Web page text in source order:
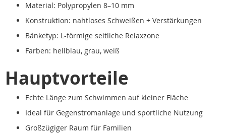
Material: Polypropylen 8–10 mm
Konstruktion: nahtloses Schweißen + Verstärkungen
Bänketyp: L-förmige seitliche Relaxzone
Farben: hellblau, grau, weiß
Hauptvorteile
Echte Länge zum Schwimmen auf kleiner Fläche
Ideal für Gegenstromanlage und sportliche Nutzung
Großzügiger Raum für Familien